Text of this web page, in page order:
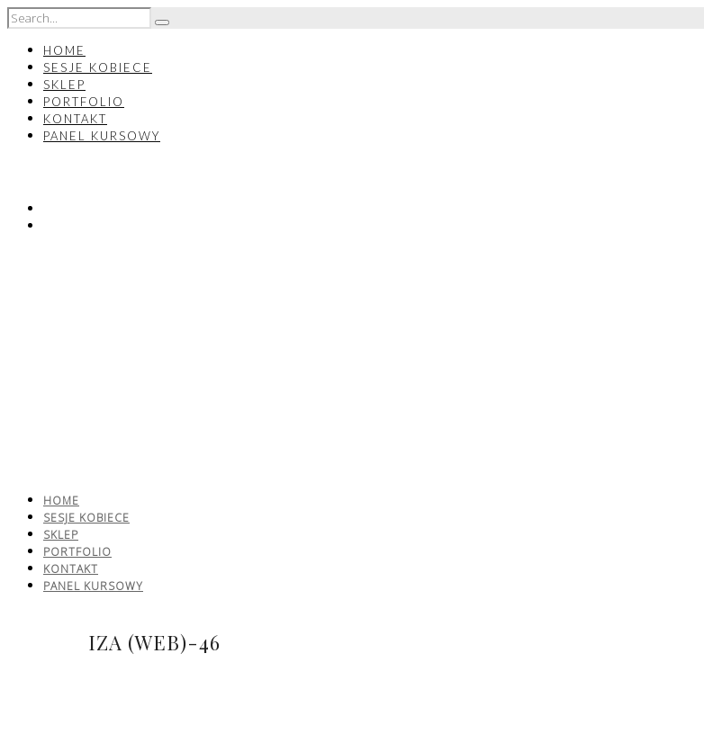
HOME
SESJE KOBIECE
SKLEP
PORTFOLIO
KONTAKT
PANEL KURSOWY
HOME
SESJE KOBIECE
SKLEP
PORTFOLIO
KONTAKT
PANEL KURSOWY
IZA (WEB)-46